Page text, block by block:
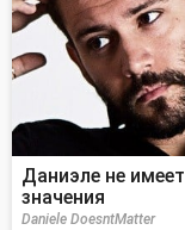
Даниэле не имеет
значения
Daniele DoesntMatter